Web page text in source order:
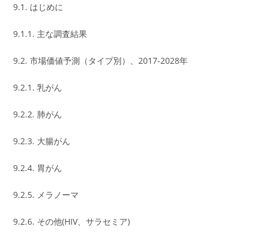
9.1. はじめに
9.1.1. 主な調査結果
9.2. 市場価値予測（タイプ別）、2017-2028年
9.2.1. 乳がん
9.2.2. 肺がん
9.2.3. 大腸がん
9.2.4. 胃がん
9.2.5. メラノーマ
9.2.6. その他(HIV、サラセミア)